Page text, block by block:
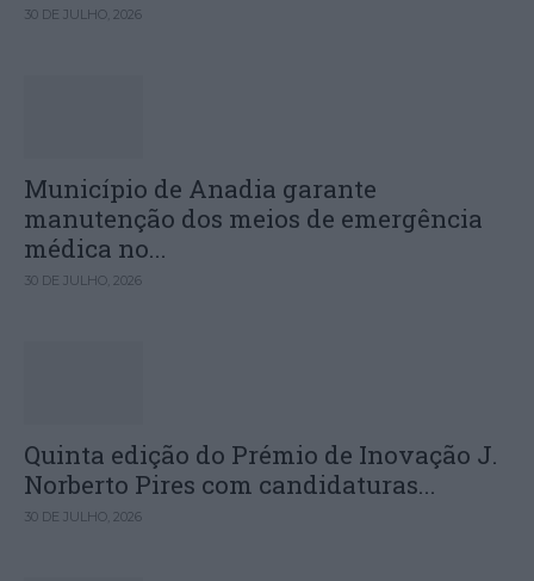
30 DE JULHO, 2026
Município de Anadia garante
manutenção dos meios de emergência
médica no...
30 DE JULHO, 2026
Quinta edição do Prémio de Inovação J.
Norberto Pires com candidaturas...
30 DE JULHO, 2026